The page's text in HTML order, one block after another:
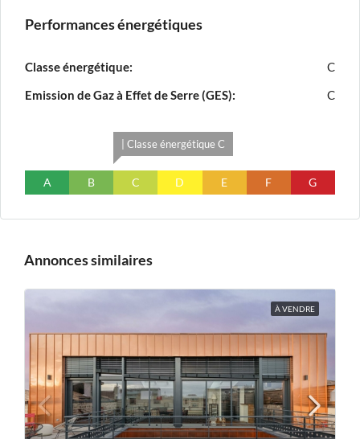
Performances énergétiques
Classe énergétique:
C
Emission de Gaz à Effet de Serre (GES):
C
A B
| Classe énergétique C
C D E F G
Annonces similaires
À VENDRE